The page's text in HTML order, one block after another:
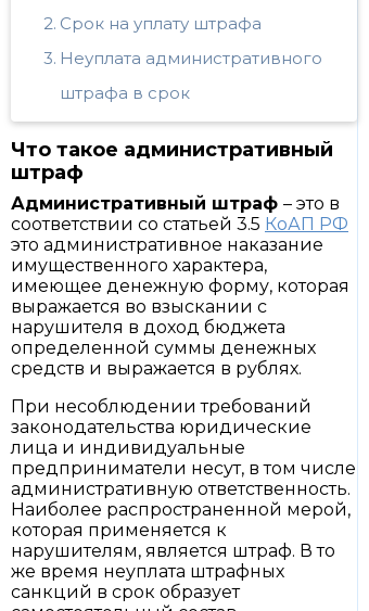
Срок на уплату штрафа
Неуплата административного
штрафа в срок
Что такое административный
штраф
Административный штраф – это в
соответствии со статьей 3.5 КоАП РФ
это административное наказание
имущественного характера,
имеющее денежную форму, которая
выражается во взыскании с
нарушителя в доход бюджета
определенной суммы денежных
средств и выражается в рублях.
При несоблюдении требований
законодательства юридические
лица и индивидуальные
предприниматели несут, в том числе
административную ответственность.
Наиболее распространенной мерой,
которая применяется к
нарушителям, является штраф. В то
же время неуплата штрафных
санкций в срок образует